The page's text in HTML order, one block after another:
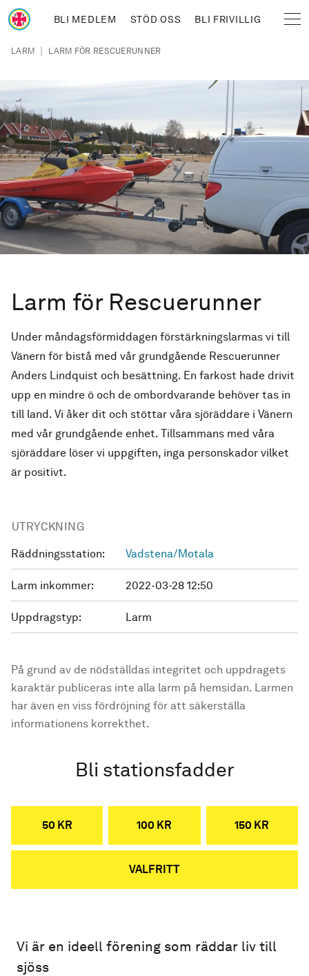
Hoppa till huvudinnehåll
BLI MEDLEM STÖD OSS BLI FRIVILLIG
Länkstig
LARM | LARM FÖR RESCUERUNNER
Larm för Rescuerunner
Under måndagsförmiddagen förstärkningslarmas vi till
Vänern för bistå med vår grundgående Rescuerunner
Anders Lindquist och besättning. En farkost hade drivit
upp en mindre ö och de ombordvarande behöver tas in
till land. Vi åker dit och stöttar våra sjöräddare i Vänern
med vår grundgående enhet. Tillsammans med våra
sjöräddare löser vi uppgiften, inga personskador vilket
är positivt.
UTRYCKNING
Räddningsstation: Vadstena/Motala
Larm inkommer: 2022-03-28 12:50
Uppdragstyp: Larm
På grund av de nödställdas integritet och uppdragets
karaktär publiceras inte alla larm på hemsidan. Larmen
har även en viss fördröjning för att säkerställa
informationens korrekthet.
Bli stationsfadder
50 KR 100 KR 150 KR
VALFRITT
Vi är en ideell förening som räddar liv till
sjöss